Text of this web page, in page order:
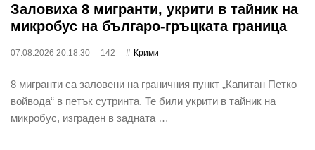
Заловиха 8 мигранти, укрити в тайник на
микробус на българо-гръцката граница
07.08.2026 20:18:30 142 Крими
8 мигранти са заловени на граничния пункт „Капитан Петко
войвода“ в петък сутринта. Те били укрити в тайник на
микробус, изграден в задната …